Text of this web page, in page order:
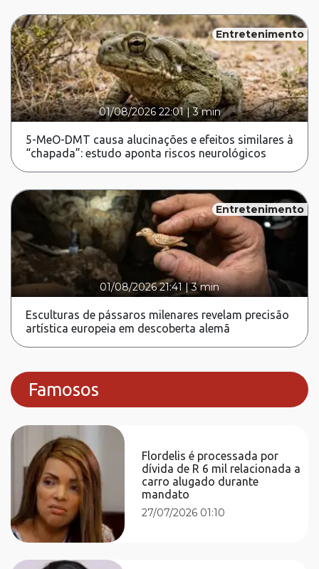
Entretenimento
01/08/2026 22:01|3 min
5-MeO-DMT causa alucinações e efeitos similares à
“chapada”: estudo aponta riscos neurológicos
Entretenimento
01/08/2026 21:41 |3 min
Esculturas de pássaros milenares revelam precisão
artística europeia em descoberta alemã
Famosos
Flordelis é processada por
dívida de R 6 mil relacionada a
carro alugado durante
mandato
27/07/2026 01:10